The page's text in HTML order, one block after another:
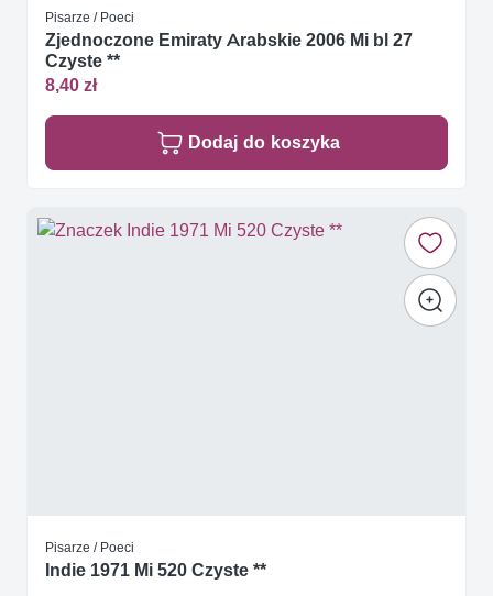
Pisarze / Poeci
Zjednoczone Emiraty Arabskie 2006 Mi bl 27
Czyste **
8,40 zł
Dodaj do koszyka
Pisarze / Poeci
Indie 1971 Mi 520 Czyste **